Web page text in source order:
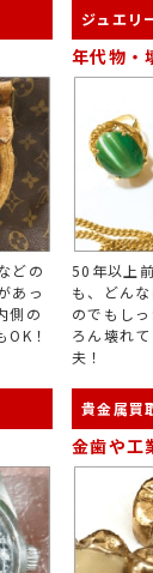
どの
あっ
側の
！
ジュエリ
年代物・
50年以上
も、どん
のでもし
ろん壊れ
夫！
貴金属買
金歯や工